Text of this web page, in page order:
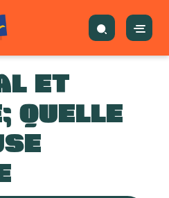
ET
QUELLE